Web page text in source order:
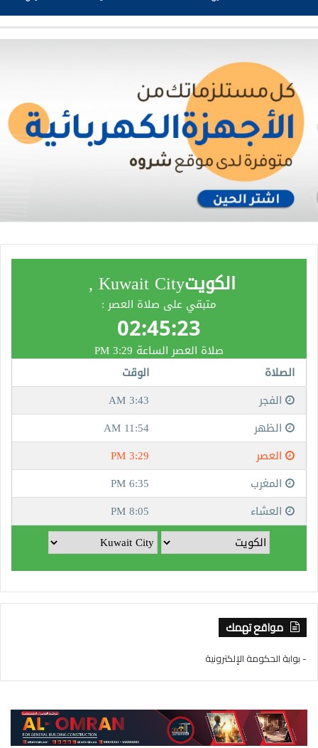
مواقع تهمك
- بوابة الحكومة الإلكترونية